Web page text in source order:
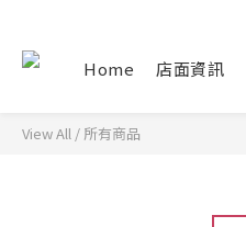
Home 店面資訊
View All / 所有商品